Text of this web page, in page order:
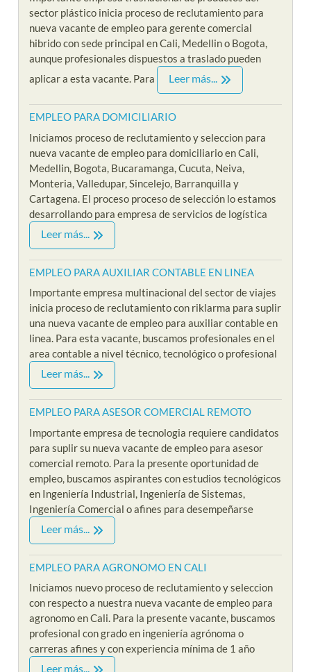
sector plástico inicia proceso de reclutamiento para
nueva vacante de empleo para gerente comercial
hibrido con sede principal en Cali, Medellin o Bogota,
aunque profesionales dispuestos a traslado pueden
aplicar a esta vacante. Para
Leer más...
EMPLEO PARA DOMICILIARIO
Iniciamos proceso de reclutamiento y seleccion para
nueva vacante de empleo para domiciliario en Cali,
Medellin, Bogota, Bucaramanga, Cucuta, Neiva,
Monteria, Valledupar, Sincelejo, Barranquilla y
Cartagena. El proceso proceso de selección lo estamos
desarrollando para empresa de servicios de logística
Leer más...
EMPLEO PARA AUXILIAR CONTABLE EN LINEA
Importante empresa multinacional del sector de viajes
inicia proceso de reclutamiento con riklarma para suplir
una nueva vacante de empleo para auxiliar contable en
linea. Para esta vacante, buscamos profesionales en el
area contable a nivel técnico, tecnológico o profesional
Leer más...
EMPLEO PARA ASESOR COMERCIAL REMOTO
Importante empresa de tecnologia requiere candidatos
para suplir su nueva vacante de empleo para asesor
comercial remoto. Para la presente oportunidad de
empleo, buscamos aspirantes con estudios tecnológicos
en Ingeniería Industrial, Ingeniería de Sistemas,
Ingeniería Comercial o afines para desempeñarse
Leer más...
EMPLEO PARA AGRONOMO EN CALI
Iniciamos nuevo proceso de reclutamiento y seleccion
con respecto a nuestra nueva vacante de empleo para
agronomo en Cali. Para la presente vacante, buscamos
profesional con grado en ingeniería agrónoma o
carreras afines y con experiencia mínima de 1 año
Leer más...